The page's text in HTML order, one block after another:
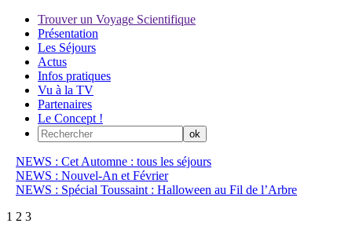
Trouver un Voyage Scientifique
Présentation
Les Séjours
Actus
Infos pratiques
Vu à la TV
Partenaires
Le Concept !
NEWS : Cet Automne : tous les séjours
NEWS : Nouvel-An et Février
NEWS : Spécial Toussaint : Halloween au Fil de l’Arbre
1 2 3